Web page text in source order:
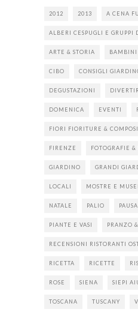
2012 2013 A CENA
ALBERI CESPUGLI E GRUPPI
ARTE & STORIA BAMBINI
CIBO CONSIGLI
DEGUSTAZIONI
DOMENICA EVENTI
FIORI FIORITURE &
FIRENZE FOTOGRAFIE
GIARDINO GRANDI
LOCALI MOSTRE E MUSEI
NATALE PALIO
PIANTE E VASI PRANZO
RECENSIONI RISTORANTI
RICETTA RICETTE
ROSE SIENA SIEPI
TOSCANA TUSCANY